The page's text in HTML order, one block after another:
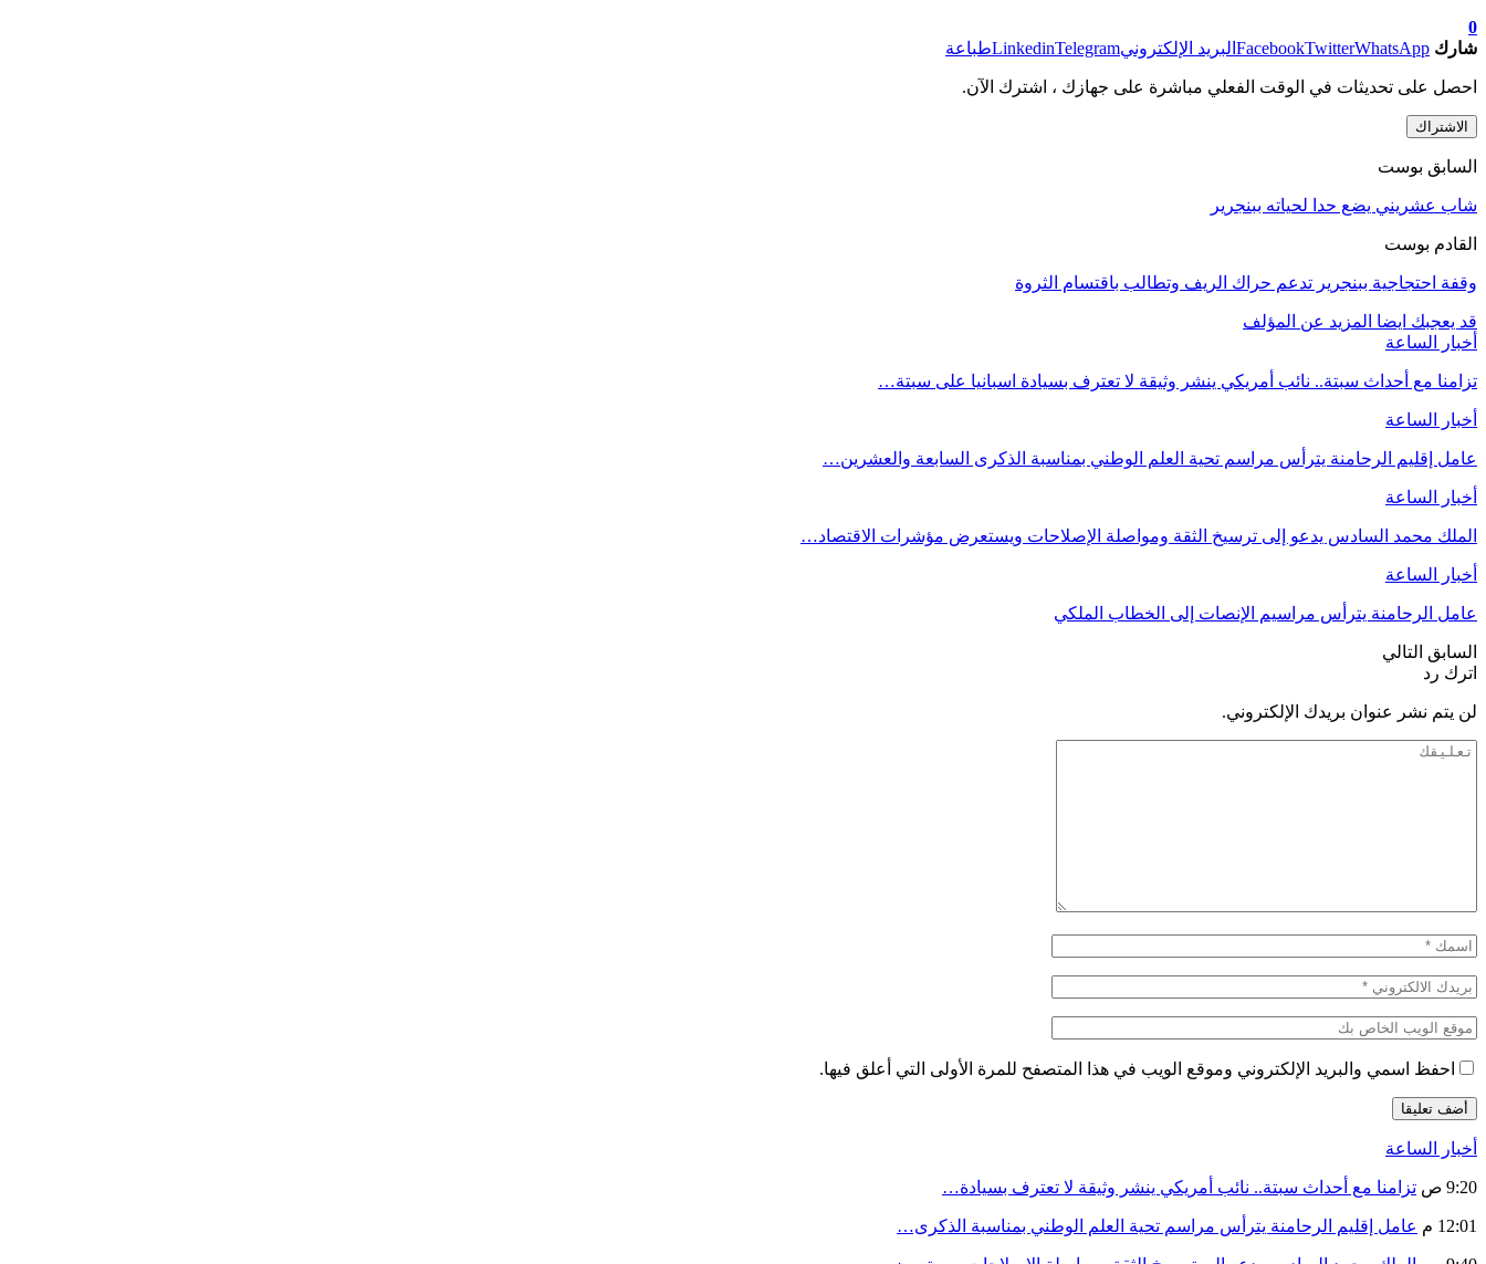
0
شارك
FacebookTwitterWhatsApp البريد الإلكتروني LinkedinTelegram طباعة
احصل على تحديثات في الوقت الفعلي مباشرة على جهازك ، اشترك الآن.
الاشتراك
السابق بوست
شاب عشريني يضع حدا لحياته ببنجرير
القادم بوست
وقفة احتجاجية ببنجرير تدعم حراك الريف وتطالب باقتسام الثروة
قد يعجبك ايضا المزيد عن المؤلف
أخبار الساعة
تزامنا مع أحداث سبتة.. نائب أمريكي ينشر وثيقة لا تعترف بسيادة اسبانيا على سبتة…
أخبار الساعة
عامل إقليم الرحامنة يترأس مراسم تحية العلم الوطني بمناسبة الذكرى السابعة والعشرين…
أخبار الساعة
الملك محمد السادس يدعو إلى ترسيخ الثقة ومواصلة الإصلاحات ويستعرض مؤشرات الاقتصاد…
أخبار الساعة
عامل الرحامنة يترأس مراسيم الإنصات إلى الخطاب الملكي
السابق التالي
اترك رد
لن يتم نشر عنوان بريدك الإلكتروني.
احفظ اسمي والبريد الإلكتروني وموقع الويب في هذا المتصفح للمرة الأولى التي أعلق فيها.
أخبار الساعة
9:20 ص تزامنا مع أحداث سبتة.. نائب أمريكي ينشر وثيقة لا تعترف بسيادة…
12:01 م عامل إقليم الرحامنة يترأس مراسم تحية العلم الوطني بمناسبة الذكرى…